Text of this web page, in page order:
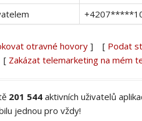
otravné hovory] [ Podat
[ Zakázat telemarketing na mém
201 544 aktivních uživatelů
jednou pro vždy!